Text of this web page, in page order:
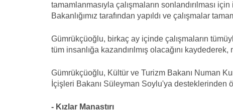
tamamlanmasıyla çalışmaların sonlandırılması
Bakanlığımız tarafından yapıldı ve çalışmalar
Gümrükçüoğlu, birkaç ay içinde çalışmaların
tüm insanlığa kazandırılmış olacağını
Gümrükçüoğlu, Kültür ve Turizm Bakanı Numan
İçişleri Bakanı Süleyman Soylu'ya desteklerinden
- Kızlar Manastırı